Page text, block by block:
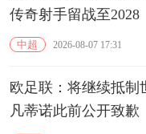
传奇射手留战至2028
中超 2026-08-07 17:31
欧足联：将继续抵制
凡蒂诺此前公开致歉